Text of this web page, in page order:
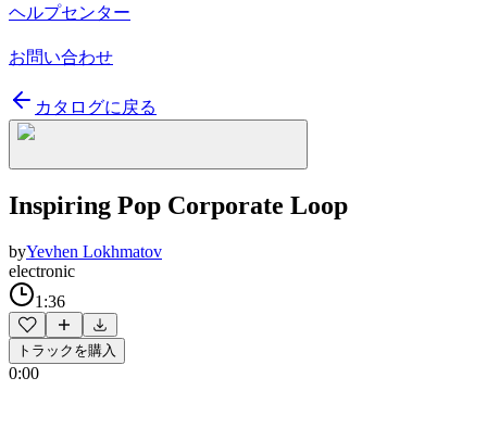
ヘルプセンター
お問い合わせ
カタログに戻る
Inspiring Pop Corporate Loop
byYevhen Lokhmatov
electronic
1:36
トラックを購入
0:00